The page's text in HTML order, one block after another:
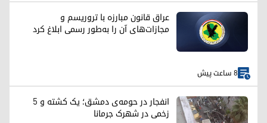
عراق قانون مبارزه با تروریسم و
مجازات‌های آن را به‌طور رسمی ابلاغ کرد
8 ساعت پیش
انفجار در حومه‌ی دمشق؛ یک کشته و ۵
زخمی در شهرک جرمانا